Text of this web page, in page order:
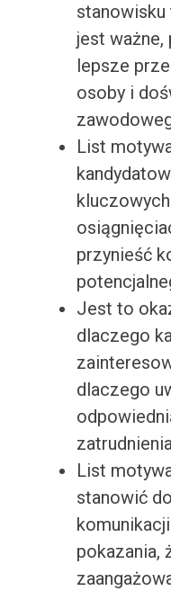
stanowisku
jest ważne,
lepsze
osoby i
List
przynieść
Jest to
dlaczego
dlaczego
List
stanowić
pokazania,